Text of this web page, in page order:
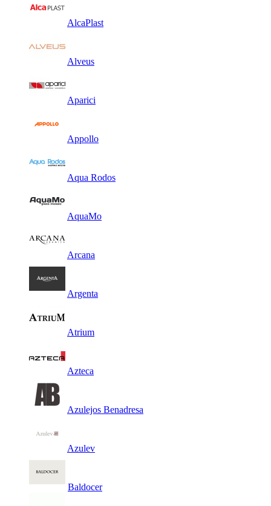
AlcaPlast
Alveus
Aparici
Appollo
Aqua Rodos
AquaMo
Arcana
Argenta
Atrium
Azteca
Azulejos Benadresa
Azulev
Baldocer